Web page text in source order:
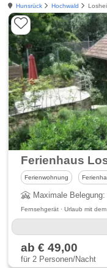
Hunsrück Hochwald
Ferienwohnung
Maximale
Fernsehgerät · Urlaub mit
ab € 49,00
für 2 Personen/Nacht